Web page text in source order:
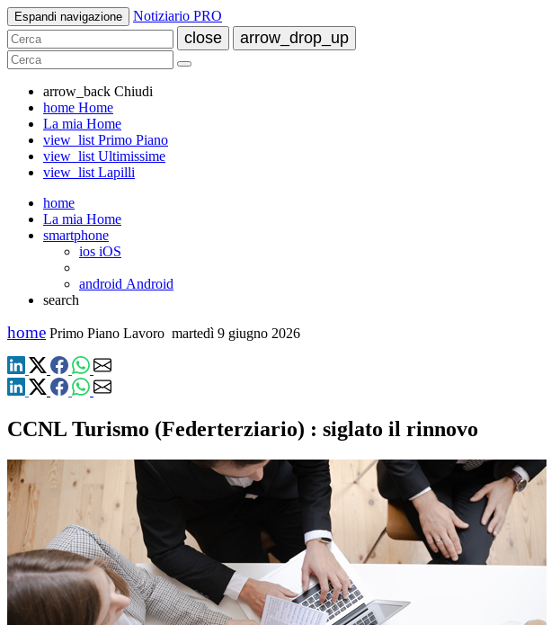
Espandi navigazione Notiziario PRO
close arrow_drop_up
arrow_back Chiudi
home Home
La mia Home
view_list Primo Piano
view_list Ultimissime
view_list Lapilli
home
La mia Home
smartphone
ios iOS
android Android
search
home Primo Piano Lavoro martedì 9 giugno 2026
CCNL Turismo (Federterziario) : siglato il rinnovo